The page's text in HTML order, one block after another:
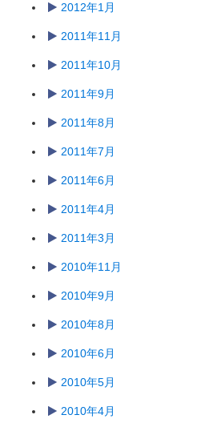
2012年1月
2011年11月
2011年10月
2011年9月
2011年8月
2011年7月
2011年6月
2011年4月
2011年3月
2010年11月
2010年9月
2010年8月
2010年6月
2010年5月
2010年4月